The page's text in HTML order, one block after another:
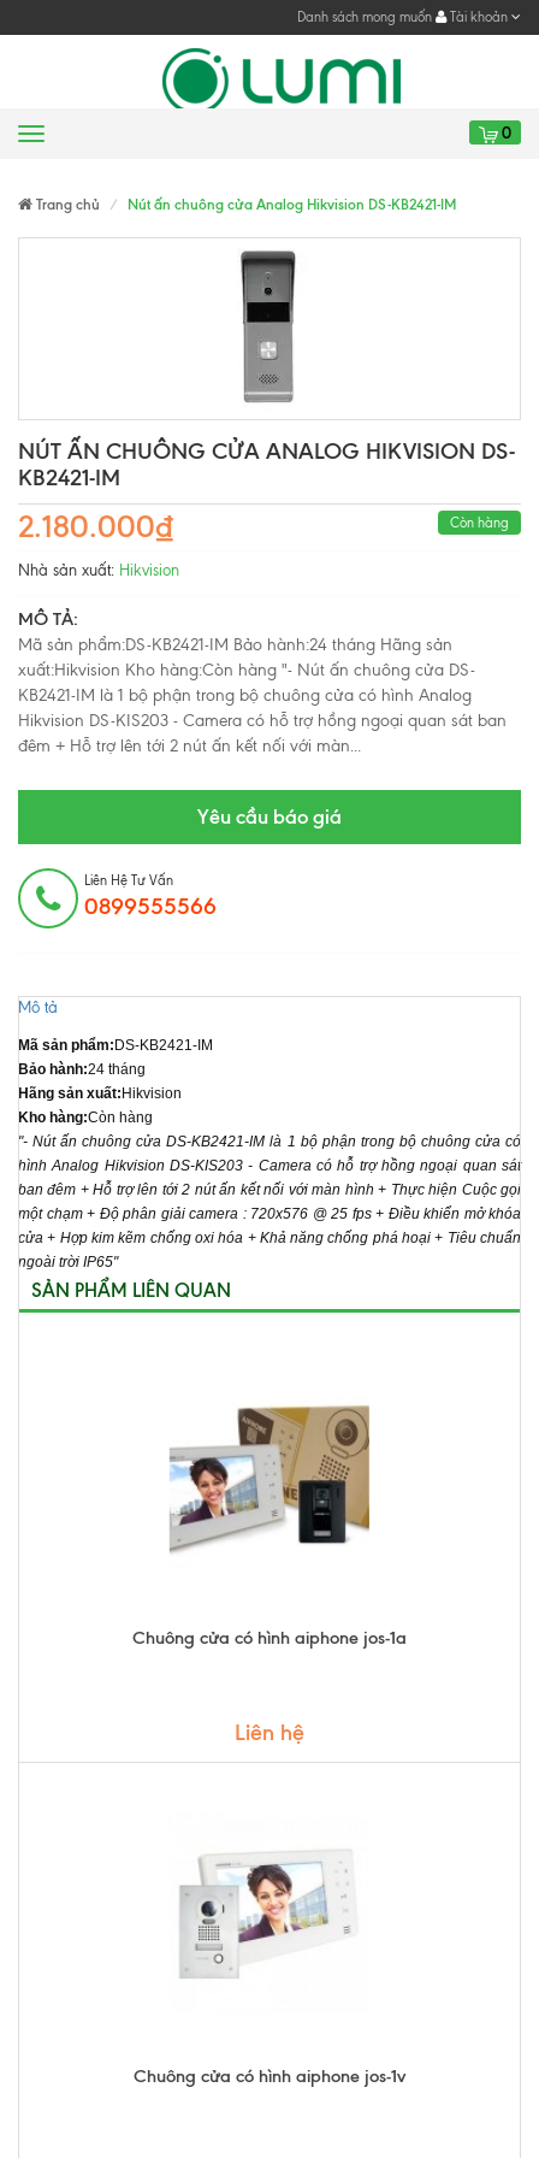
Danh sách mong muốn Tài khoản
Menu 0
Trang chủ Nút ấn chuông cửa Analog Hikvision DS-KB2421-IM
NÚT ẤN CHUÔNG CỬA ANALOG HIKVISION DS-
KB2421-IM
2.180.000₫ Còn hàng
Nhà sản xuất: Hikvision
MÔ TẢ:
Mã sản phẩm:DS-KB2421-IM Bảo hành:24 tháng Hãng sản
xuất:Hikvision Kho hàng:Còn hàng "- Nút ấn chuông cửa DS-
KB2421-IM là 1 bộ phận trong bộ chuông cửa có hình Analog
Hikvision DS-KIS203 - Camera có hỗ trợ hồng ngoại quan sát ban
đêm + Hỗ trợ lên tới 2 nút ấn kết nối với màn...
Yêu cầu báo giá
Liên Hệ Tư Vấn
0899555566
Mô tả
Mã sản phẩm: DS-KB2421-IM
Bảo hành:24 tháng
Hãng sản xuất: Hikvision
Kho hàng:Còn hàng
"- Nút ấn chuông cửa DS-KB2421-IM là 1 bộ phận trong bộ chuông cửa có
hình Analog Hikvision DS-KIS203 - Camera có hỗ trợ hồng ngoại quan sát
ban đêm + Hỗ trợ lên tới 2 nút ấn kết nối với màn hình + Thực hiện Cuộc gọi
một chạm + Độ phân giải camera : 720x576 @ 25 fps + Điều khiển mở khóa
cửa + Hợp kim kẽm chống oxi hóa + Khả năng chống phá hoại + Tiêu chuẩn
ngoài trời IP65"
SẢN PHẨM LIÊN QUAN
Chuông cửa có hình aiphone jos-1a
Liên hệ
Chuông cửa có hình aiphone jos-1v